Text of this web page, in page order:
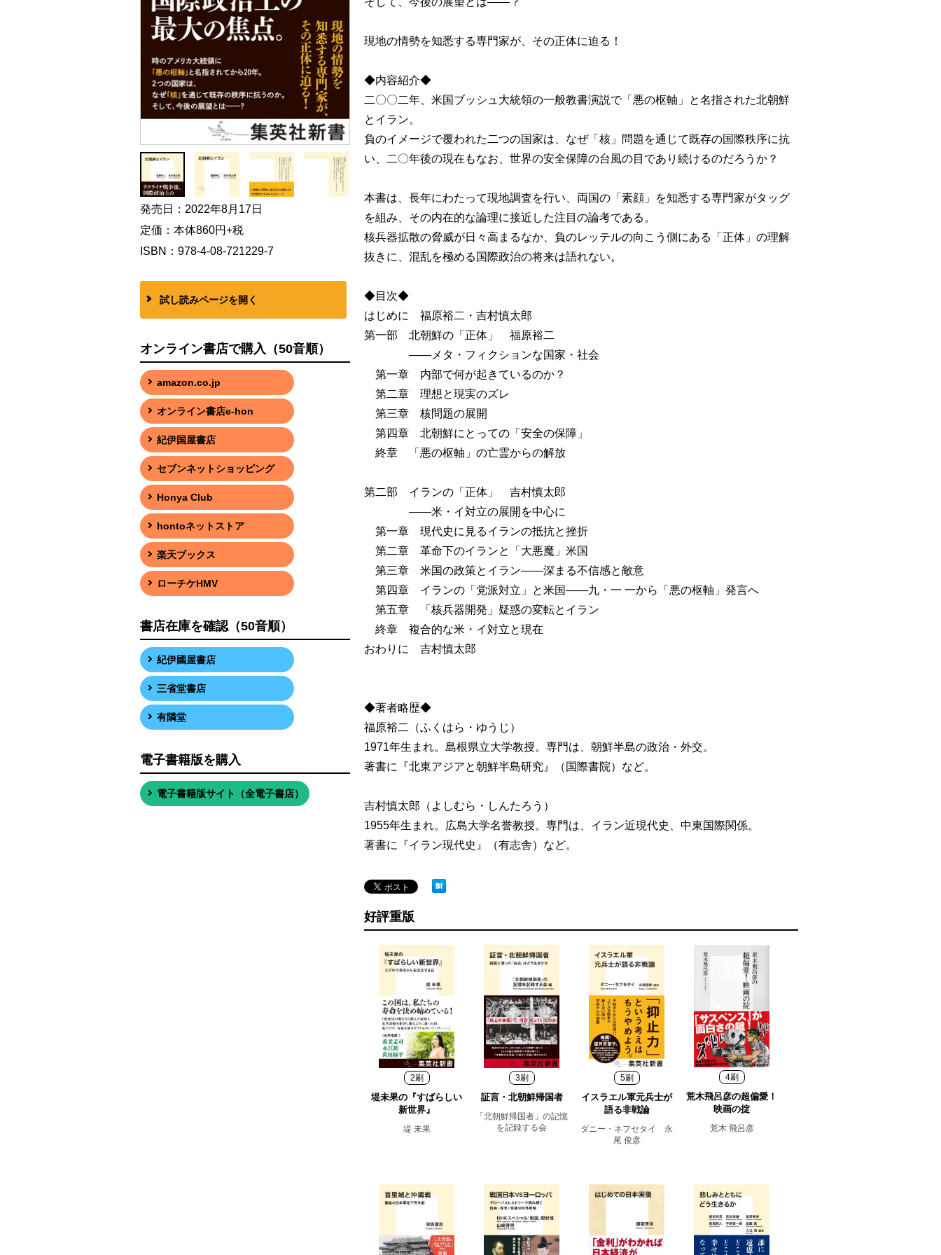
現地の情勢を知悉する専門家が、その正体に迫る！
◆内容紹介◆
二〇〇二年、米国ブッシュ大統領の一般教書演説で「悪の枢軸」と名指された北朝鮮
とイラン。
負のイメージで覆われた二つの国家は、なぜ「核」問題を通じて既存の国際秩序に抗
い、二〇年後の現在もなお、世界の安全保障の台風の目であり続けるのだろうか？
本書は、長年にわたって現地調査を行い、両国の「素顔」を知悉する専門家がタッグ
を組み、その内在的な論理に接近した注目の論考である。
核兵器拡散の脅威が日々高まるなか、負のレッテルの向こう側にある「正体」の理解
抜きに、混乱を極める国際政治の将来は語れない。
◆目次◆
はじめに 福原裕二・吉村慎太郎
第一部 北朝鮮の「正体」 福原裕二
――メタ・フィクションな国家・社会
第一章 内部で何が起きているのか？
第二章 理想と現実のズレ
第三章 核問題の展開
第四章 北朝鮮にとっての「安全の保障」
終章 「悪の枢軸」の亡霊からの解放
第二部 イランの「正体」 吉村慎太郎
――米・イ対立の展開を中心に
第一章 現代史に見るイランの抵抗と挫折
第二章 革命下のイランと「大悪魔」米国
第三章 米国の政策とイラン――深まる不信感と敵意
第四章 イランの「党派対立」と米国――九・一 一から「悪の枢軸」発言へ
第五章 「核兵器開発」疑惑の変転とイラン
終章 複合的な米・イ対立と現在
おわりに 吉村慎太郎
◆著者略歴◆
福原裕二（ふくはら・ゆうじ）
1971年生まれ。島根県立大学教授。専門は、朝鮮半島の政治・外交。
著書に『北東アジアと朝鮮半島研究』（国際書院）など。
吉村慎太郎（よしむら・しんたろう）
1955年生まれ。広島大学名誉教授。専門は、イラン近現代史、中東国際関係。
著書に『イラン現代史』（有志舎）など。
発売日：2022年8月17日
定価：本体860円+税
ISBN：978-4-08-721229-7
試し読みページを開く
オンライン書店で購入（50音順）
amazon.co.jp
オンライン書店e-hon
紀伊国屋書店
セブンネットショッピング
Honya Club
hontoネットストア
楽天ブックス
ローチケHMV
書店在庫を確認（50音順）
紀伊國屋書店
三省堂書店
有隣堂
電子書籍版を購入
電子書籍版サイト（全電子書店）
好評重版
2刷
堤未果の『すばらしい
新世界』
堤 未果
3刷
証言・北朝鮮帰国者
「北朝鮮帰国者」の記憶
を記録する会
5刷
イスラエル軍元兵士が
語る非戦論
ダニー・ネフセタイ 永
尾 俊彦
4刷
荒木飛呂彦の超偏愛！
映画の掟
荒木 飛呂彦